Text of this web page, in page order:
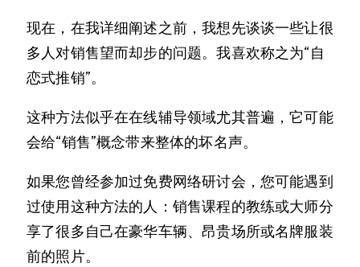
现在，在我详细阐述之前，我想先谈谈一些让很
多人对销售望而却步的问题。我喜欢称之为“自
恋式推销”。
这种方法似乎在在线辅导领域尤其普遍，它可能
会给“销售”概念带来整体的坏名声。
如果您曾经参加过免费网络研讨会，您可能遇到
过使用这种方法的人：销售课程的教练或大师分
享了很多自己在豪华车辆、昂贵场所或名牌服装
前的照片。